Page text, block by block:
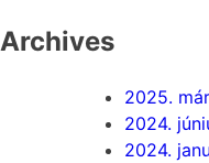
Archives
2025.
2024.
2024.